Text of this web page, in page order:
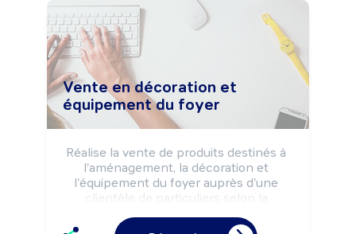
musique, préparation d'armes à feu, ...).
Peut coordonner une équipe.
Vente en décoration et
équipement du foyer
Réalise la vente de produits destinés à
l'aménagement, la décoration et
l'équipement du foyer auprès d'une
clientèle de particuliers selon la
stratégie et les objectifs commerciaux